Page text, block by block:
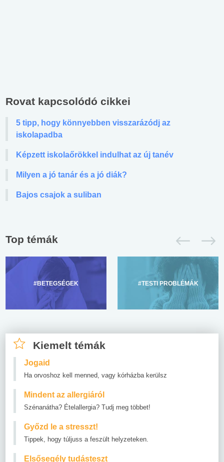
Rovat kapcsolódó cikkei
5 tipp, hogy könnyebben visszarázódj az
iskolapadba
Képzett iskolaőrökkel indulhat az új tanév
Milyen a jó tanár és a jó diák?
Bajos csajok a suliban
Top témák
#BETEGSÉGEK #TESTI PROBLÉMÁK
Kiemelt témák
Jogaid
Ha orvoshoz kell menned, vagy kórházba kerülsz
Mindent az allergiáról
Szénanátha? Ételallergia? Tudj meg többet!
Győzd le a stresszt!
Tippek, hogy túljuss a feszült helyzeteken.
Elsősegély tudásteszt